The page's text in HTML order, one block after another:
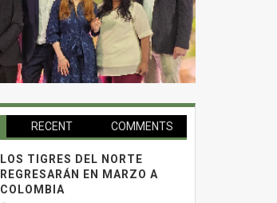
RECENT COMMENTS
LOS TIGRES DEL NORTE
REGRESARÁN EN MARZO A
COLOMBIA